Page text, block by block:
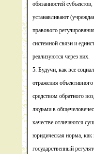
обязанностей
устанавливают
правового
системной связи и
реализуются через них.
5. Будучи, как все
отражения
средством обратного
людьми в
качестве отличаются
юридическая норма, как
государственный